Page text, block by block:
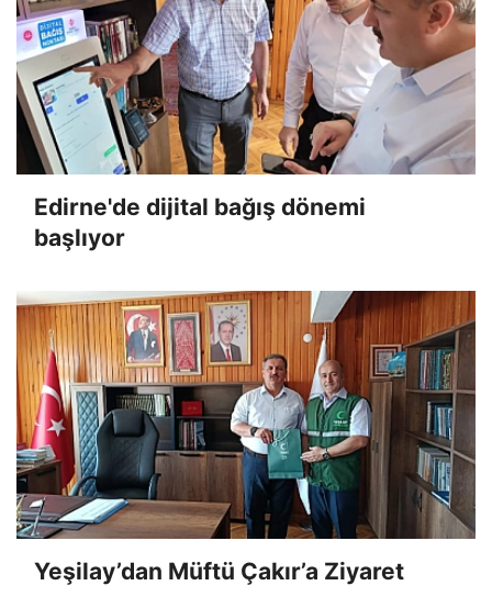
Edirne'de dijital bağış dönemi
başlıyor
Yeşilay’dan Müftü Çakır’a Ziyaret